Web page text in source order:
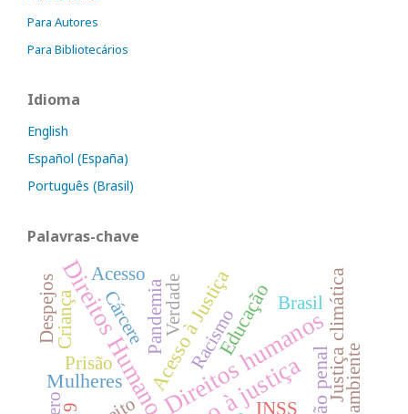
Para Autores
Para Bibliotecários
Idioma
English
Español (España)
Português (Brasil)
Palavras-chave
Direitos HumanosDireitos humanos
Mulheres
Educação
Acesso à Justiça Justiça climática
PandemiaVerdadeRacismo
Prisão
INSS
Brasil
Criança
Acesso
Despejos Cárcere